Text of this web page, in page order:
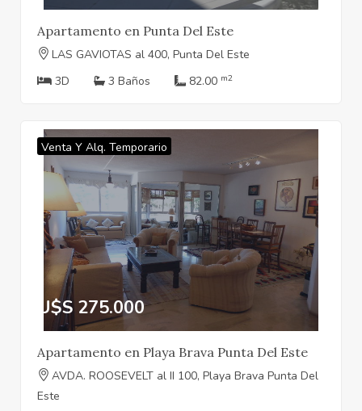
Apartamento en Punta Del Este
LAS GAVIOTAS al 400, Punta Del Este
3D
3 Baños 82.00 m2
Venta Y Alq. Temporario
U$S 275.000
Apartamento en Playa Brava Punta Del Este
AVDA. ROOSEVELT al II 100, Playa Brava Punta Del
Este